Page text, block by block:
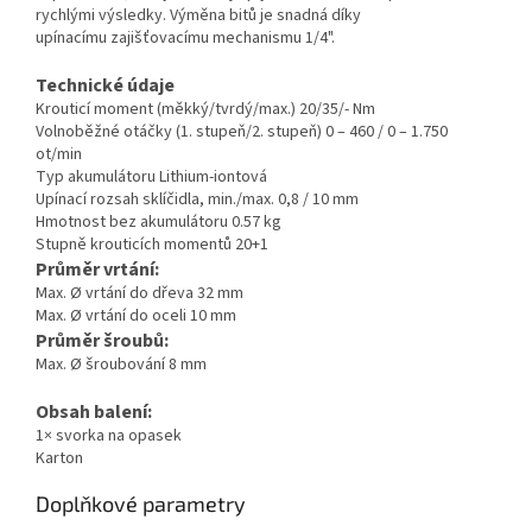
rychlými výsledky. Výměna bitů je snadná díky
upínacímu zajišťovacímu mechanismu 1/4".
Technické údaje
Krouticí moment (měkký/tvrdý/max.) 20/35/- Nm
Volnoběžné otáčky (1. stupeň/2. stupeň) 0 – 460 / 0 – 1.750
ot/min
Typ akumulátoru Lithium-iontová
Upínací rozsah sklíčidla, min./max. 0,8 / 10 mm
Hmotnost bez akumulátoru 0.57 kg
Stupně krouticích momentů 20+1
Průměr vrtání:
Max. Ø vrtání do dřeva 32 mm
Max. Ø vrtání do oceli 10 mm
Průměr šroubů:
Max. Ø šroubování 8 mm
Obsah balení:
1× svorka na opasek
Karton
Doplňkové parametry